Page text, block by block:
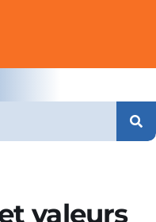
valeurs